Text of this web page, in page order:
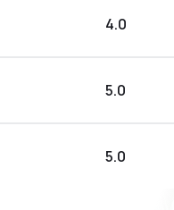
4.0
5.0
5.0